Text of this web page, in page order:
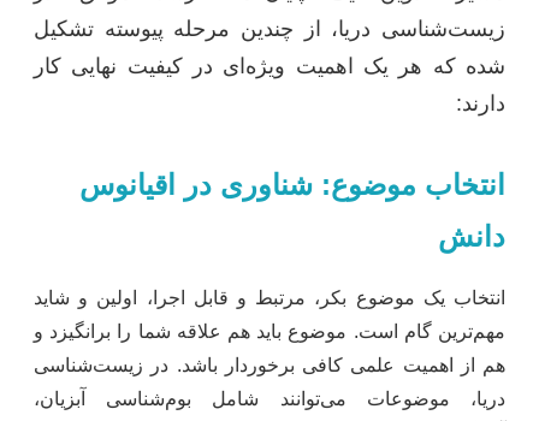
زیست‌شناسی دریا، از چندین مرحله پیوسته تشکیل
شده که هر یک اهمیت ویژه‌ای در کیفیت نهایی کار
دارند:
انتخاب موضوع: شناوری در اقیانوس
دانش
انتخاب یک موضوع بکر، مرتبط و قابل اجرا، اولین و شاید
مهم‌ترین گام است. موضوع باید هم علاقه شما را برانگیزد و
هم از اهمیت علمی کافی برخوردار باشد. در زیست‌شناسی
دریا، موضوعات می‌توانند شامل بوم‌شناسی آبزیان،